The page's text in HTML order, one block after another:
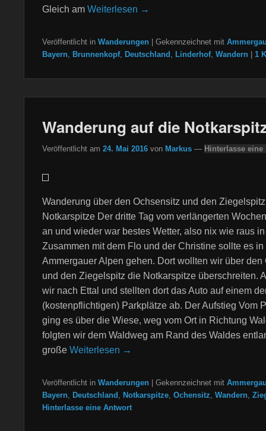
Gleich am Weiterlesen →
Veröffentlicht in Wanderungen | Gekennzeichnet mit
Bayern Brunnenkopf, Deutschland Linderhof, Wandern | 1
Wanderung auf die
Veröffentlicht am 24. Mai 2016 von Markus — Hinterlasse eine
Wanderung über den Ochsensitz und den
Notkarspitze Der dritte Tag vom verlängerten
an und wieder war bestes Wetter, also nix wie raus
Zusammen mit dem Flo und der Christine sollte es in
Ammergauer Alpen gehen. Dort wollten wir über den
und den Ziegelspitz die Notkarspitze überschreiten.
wir nach Ettal und stellten dort das Auto auf einem
(kostenpflichtigen) Parkplätze ab. Der Aufstieg Vom
ging es über die Wiese, weg vom Ort in Richtung
folgten wir dem Waldweg am Rand des Waldes
große Weiterlesen →
Veröffentlicht in Wanderungen Gekennzeichnet mit
Bayern, Deutschland , Notkarspitze, Ochensitz, Wandern,
Hinterlasse eine Antwort